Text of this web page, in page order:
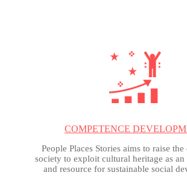
COMPETENCE
People Places Stories aims to raise
society to exploit cultural heritage as
and resource for sustainable social